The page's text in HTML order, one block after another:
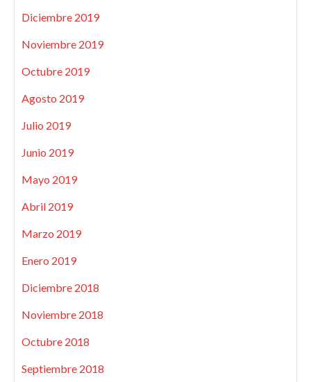
Diciembre 2019
Noviembre 2019
Octubre 2019
Agosto 2019
Julio 2019
Junio 2019
Mayo 2019
Abril 2019
Marzo 2019
Enero 2019
Diciembre 2018
Noviembre 2018
Octubre 2018
Septiembre 2018